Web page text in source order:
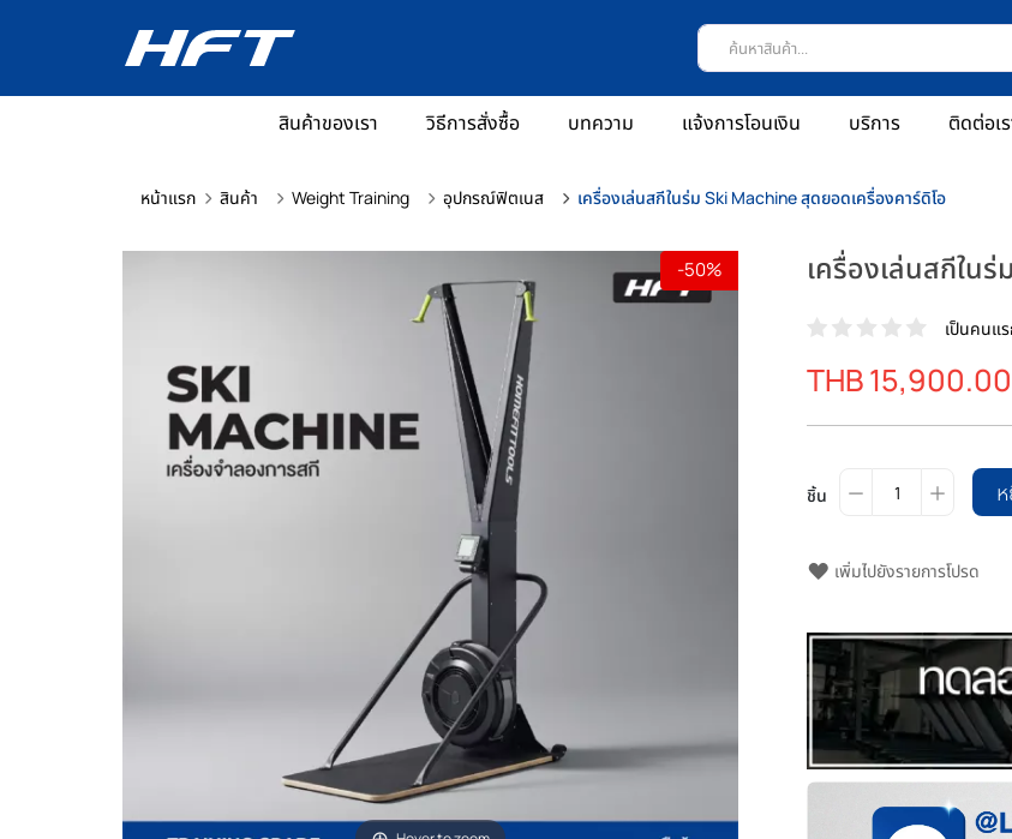
สินค้าของเรา วิธีการสั่งซื้อ บทความ แจ้งการโอนเงิน บริการ ติดต่อเ
หน้าแรก สินค้า Weight Training อุปกรณ์ฟิตเนส เครื่องเล่นสกีในร่ม Ski Machine สุดยอดเครื่องคาร์ดิโอ
-50% เครื่องเล่นสกีใน
เป็นคนแ
ราคา
THB 15,900.00
ชิ้น
เพิ่มไปยังรายการโปรด